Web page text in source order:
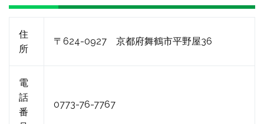
住
所
〒624-0927 京都府舞鶴市平野屋36
電
話
番
0773-76-7767